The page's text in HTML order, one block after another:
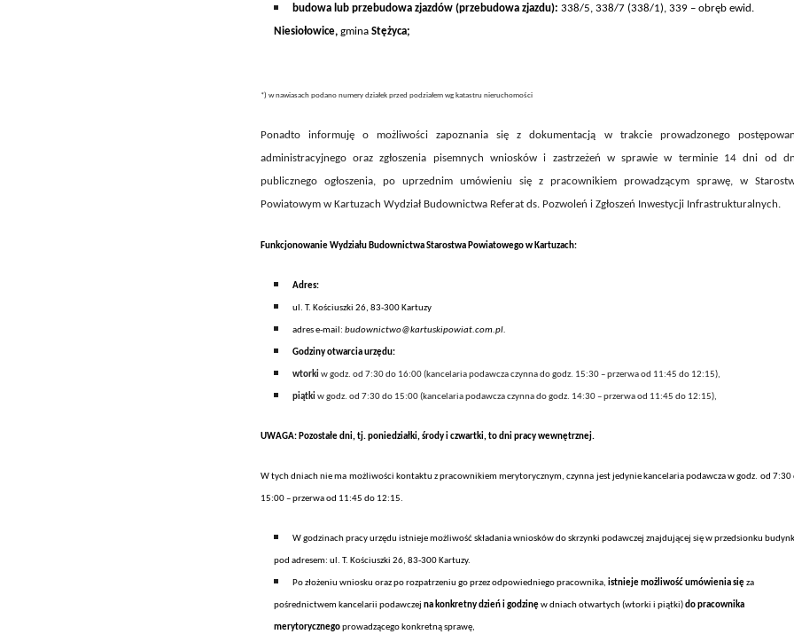
budowa lub przebudowa zjazdów (przebudowa zjazdu): 338/5, 338/7 (338/1), 339 – obręb ewid.
Niesiołowice, gminaStężyca;
*) w nawiasach podano numery działek przed podziałem wg katastru nieruchomości
Ponadto informuję o możliwości zapoznania się z dokumentacją w trakcie prowadzonego
administracyjnego oraz zgłoszenia pisemnych wniosków i zastrzeżeń w sprawiew terminie 14 dni od
publicznego ogłoszenia, po uprzednim umówieniu się z pracownikiem prowadzącym sprawę, w
Powiatowym w Kartuzach Wydział Budownictwa Referat ds. Pozwoleń i Zgłoszeń Inwestycji Infrastrukturalnych.
Funkcjonowanie Wydziału Budownictwa Starostwa Powiatowego w Kartuzach:
Adres:
ul. T. Kościuszki 26, 83-300 Kartuzy
adres e-mail: budownictwo@kartuskipowiat.com.pl.
Godziny otwarciaurzędu:
wtorki w godz. od 7:30 do 16:00 (kancelaria podawcza czynna do godz. 15:30 – przerwa od 11:45 do 12:15),
piątki w godz. od 7:30 do 15:00 (kancelaria podawcza czynna do godz. 14:30 – przerwa od 11:45 do 12:15),
UWAGA: Pozostałe dni, tj. poniedziałki, środy i czwartki, to dni pracy wewnętrznej.
W tych dniachnie ma możliwości kontaktu z pracownikiem merytorycznym,czynna jest jedynie kancelaria podawczaw godz. od 7:30
15:00 – przerwa od 11:45 do 12:15.
W godzinach pracy urzędu istnieje możliwość składania wniosków do skrzynki podawczej znajdującej się w przedsionku
pod adresem: ul. T. Kościuszki 26, 83-300 Kartuzy.
Po złożeniu wniosku oraz po rozpatrzeniu go przez odpowiedniego pracownika, istnieje możliwość umówienia sięza
pośrednictwem kancelarii podawczej na konkretny dzień i godzinęw dniach otwartych (wtorki i piątki) do pracownika
merytorycznegoprowadzącegokonkretną sprawę,